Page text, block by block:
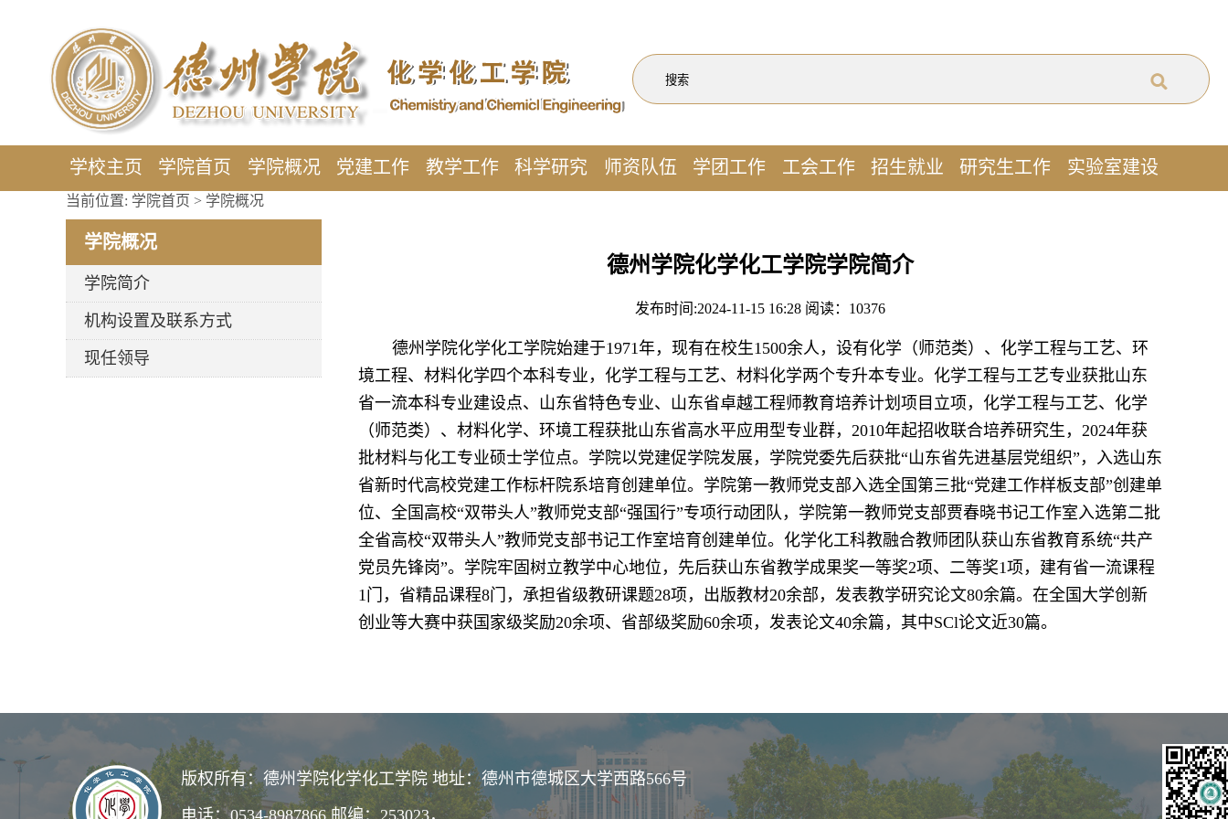
学校主页 学院首页 学院概况 党建工作 教学工作 科学研究 师资队伍 学团工作 工会工作 招生就业 研究生工作 实验室建设
当前位置: 学院首页 > 学院概况
学院概况
学院简介
机构设置及联系方式
现任领导
德州学院化学化工学院学院简介
发布时间:2024-11-15 16:28 阅读： 10376
德州学院化学化工学院始建于1971年，现有在校生1500余人，设有化学（师范类）、化学工程与工艺、环
境工程、材料化学四个本科专业，化学工程与工艺、材料化学两个专升本专业。化学工程与工艺专业获批山东
省一流本科专业建设点、山东省特色专业、山东省卓越工程师教育培养计划项目立项，化学工程与工艺、化学
（师范类）、材料化学、环境工程获批山东省高水平应用型专业群，2010年起招收联合培养研究生，2024年获
批材料与化工专业硕士学位点。学院以党建促学院发展，学院党委先后获批“山东省先进基层党组织”，入选山东
省新时代高校党建工作标杆院系培育创建单位。学院第一教师党支部入选全国第三批“党建工作样板支部”创建单
位、全国高校“双带头人”教师党支部“强国行”专项行动团队，学院第一教师党支部贾春晓书记工作室入选第二批
全省高校“双带头人”教师党支部书记工作室培育创建单位。化学化工科教融合教师团队获山东省教育系统“共产
党员先锋岗”。学院牢固树立教学中心地位，先后获山东省教学成果奖一等奖2项、二等奖1项，建有省一流课程
1门，省精品课程8门，承担省级教研课题28项，出版教材20余部，发表教学研究论文80余篇。在全国大学创新
创业等大赛中获国家级奖励20余项、省部级奖励60余项，发表论文40余篇，其中SCl论文近30篇。
版权所有：德州学院化学化工学院 地址：德州市德城区大学西路566号
电话：0534-8987866 邮编：253023，